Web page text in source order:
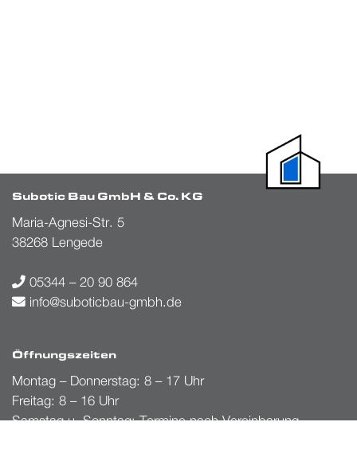
Subotic Bau GmbH & Co. KG
Maria-Agnesi-Str. 5
38268 Lengede
05344 – 20 90 864
info@suboticbau-gmbh.de
Öffnungszeiten
Montag – Donnerstag: 8 – 17 Uhr
Freitag: 8 – 16 Uhr
Samstag u. Sonntag: Termine nach Vereinbarung